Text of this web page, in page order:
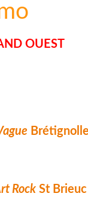
OUEST
Rock St